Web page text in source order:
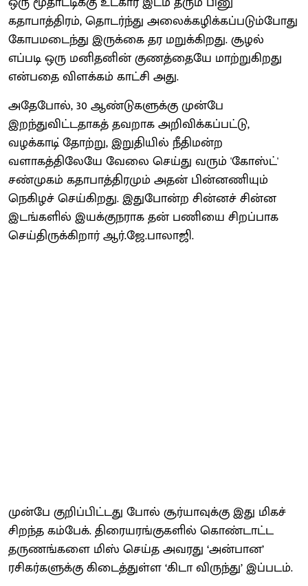
கதாபாத்திரம், தொடர்ந்து அலைக்கழிக்கப்படும்போது
கோபமடைந்து இருக்கை தர மறுக்கிறது. சூழல்
எப்படி ஒரு மனிதனின் குணத்தையே மாற்றுகிறது
என்பதை விளக்கம் காட்சி அது.
அதேபோல், 30 ஆண்டுகளுக்கு முன்பே
இறந்துவிட்டதாகத் தவறாக அறிவிக்கப்பட்டு,
வழக்காடி் தோற்று, இறுதியில் நீதிமன்ற
வளாகத்திலேயே வேலை செய்து வரும் 'கோஸ்ட்'
சண்முகம் கதாபாத்திரமும் அதன் பின்னணியும்
நெகிழச் செய்கிறது. இதுபோன்ற சின்னச் சின்ன
இடங்களில் இயக்குநராக தன் பணியை சிறப்பாக
செய்திருக்கிறார் ஆர்.ஜே.பாலாஜி.
முன்பே குறிப்பிட்டது போல் சூர்யாவுக்கு இது மிகச்
சிறந்த கம்பேக். திரையரங்குகளில் கொண்டாட்ட
தருணங்களை மிஸ் செய்த அவரது ‘அன்பான’
ரசிகர்களுக்கு கிடைத்துள்ள ‘கிடா விருந்து’ இப்படம்.